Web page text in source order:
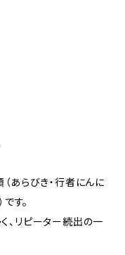
あらびき・行者にんに
す。
、リピーター続出の一